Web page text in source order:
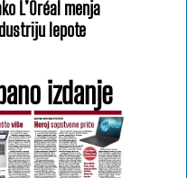
L’Oréal menja
lepote
izdanje